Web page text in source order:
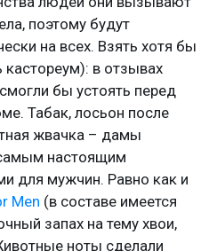
поэтому будут
на всех. Взять хотя бы
кастореум): в отзывах
бы устоять перед
Табак, лосьон после
жвачка – дамы
настоящим
для мужчин. Равно как и
Men (в составе имеется
запах на тему хвои,
ноты сделали